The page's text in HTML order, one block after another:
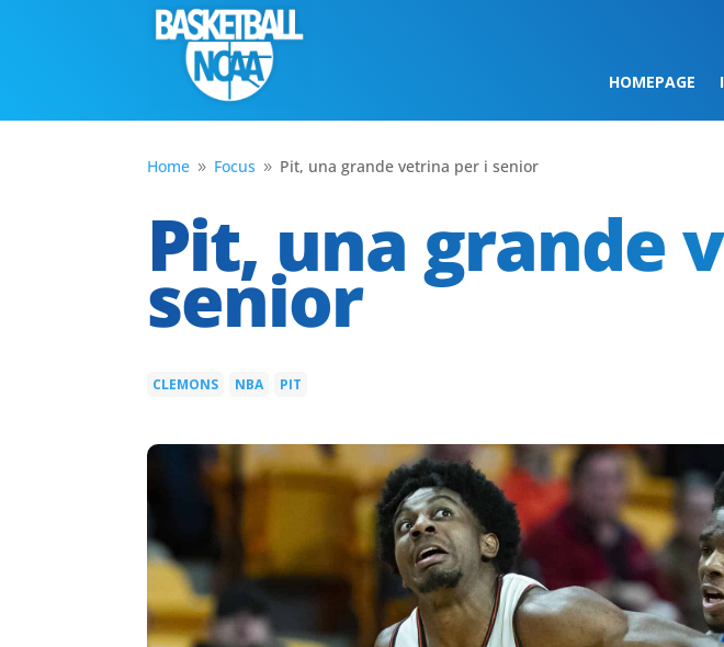
HOMEPAGE
Home 9 Focus 9 Pit, una grande vetrina per i senior
Pit, una grande
senior
CLEMONS NBA PIT